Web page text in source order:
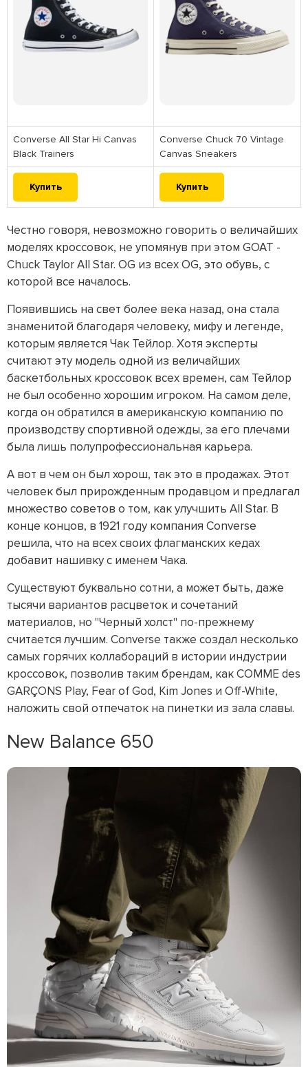
Converse All Star Hi Canvas
Black Trainers
Converse Chuck 70 Vintage
Canvas Sneakers
Купить Купить
Честно говоря, невозможно говорить о величайших
моделях кроссовок, не упомянув при этом GOAT -
Chuck Taylor All Star. OG из всех OG, это обувь, с
которой все началось.
Появившись на свет более века назад, она стала
знаменитой благодаря человеку, мифу и легенде,
которым является Чак Тейлор. Хотя эксперты
считают эту модель одной из величайших
баскетбольных кроссовок всех времен, сам Тейлор
не был особенно хорошим игроком. На самом деле,
когда он обратился в американскую компанию по
производству спортивной одежды, за его плечами
была лишь полупрофессиональная карьера.
А вот в чем он был хорош, так это в продажах. Этот
человек был прирожденным продавцом и предлагал
множество советов о том, как улучшить All Star. В
конце концов, в 1921 году компания Converse
решила, что на всех своих флагманских кедах
добавит нашивку с именем Чака.
Существуют буквально сотни, а может быть, даже
тысячи вариантов расцветок и сочетаний
материалов, но "Черный холст" по-прежнему
считается лучшим. Converse также создал несколько
самых горячих коллабораций в истории индустрии
кроссовок, позволив таким брендам, как COMME des
GARÇONS Play, Fear of God, Kim Jones и Off-White,
наложить свой отпечаток на пинетки из зала славы.
New Balance 650